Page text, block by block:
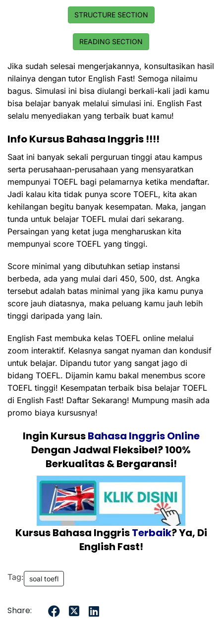
STRUCTURE SECTION
READING SECTION
Jika sudah selesai mengerjakannya, konsultasikan hasil
nilainya dengan tutor English Fast! Semoga nilaimu
bagus. Simulasi ini bisa diulangi berkali-kali jadi kamu
bisa belajar banyak melalui simulasi ini. English Fast
selalu menyediakan yang terbaik buat kamu!
Info Kursus Bahasa Inggris !!!!
Saat ini banyak sekali perguruan tinggi atau kampus
serta perusahaan-perusahaan yang mensyaratkan
mempunyai TOEFL bagi pelamarnya ketika mendaftar.
Jadi kalau kita tidak punya score TOEFL, kita akan
kehilangan begitu banyak kesempatan. Maka, jangan
tunda untuk belajar TOEFL mulai dari sekarang.
Persaingan yang ketat juga mengharuskan kita
mempunyai score TOEFL yang tinggi.
Score minimal yang dibutuhkan setiap instansi
berbeda, ada yang mulai dari 450, 500, dst. Angka
tersebut adalah batas minimal yang jika kamu punya
score jauh diatasnya, maka peluang kamu jauh lebih
tinggi daripada yang lain.
English Fast membuka kelas TOEFL online melalui
zoom interaktif. Kelasnya sangat nyaman dan kondusif
untuk belajar. Dipandu tutor yang sangat jago di
bidang TOEFL. Dijamin kamu bakal menembus score
TOEFL tinggi! Kesempatan terbaik bisa belajar TOEFL
di English Fast! Daftar Sekarang! Mumpung masih ada
promo biaya kursusnya!
Ingin KursusBahasa Inggris Online
Dengan Jadwal Fleksibel? 100%
Berkualitas & Bergaransi!
Kursus Bahasa InggrisTerbaik? Ya, Di
English Fast!
Tag: soal toefl
Share: